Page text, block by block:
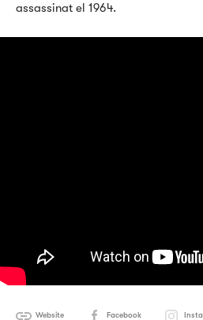
assassinat el 1964.
Website Facebook